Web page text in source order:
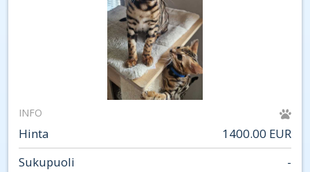
INFO
Hinta
1400.00 EUR
Sukupuoli
-